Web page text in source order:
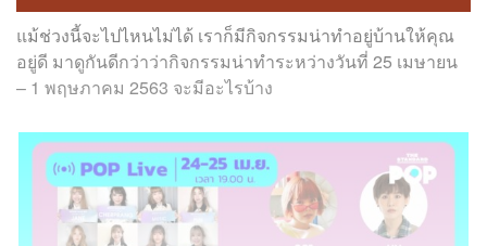
แม้ช่วงนี้จะไปไหนไม่ได้ เราก็มีกิจกรรมน่าทำอยู่บ้านให้คุณ
อยู่ดี มาดูกันดีกว่าว่ากิจกรรมน่าทำระหว่างวันที่ 25 เมษายน
– 1 พฤษภาคม 2563 จะมีอะไรบ้าง